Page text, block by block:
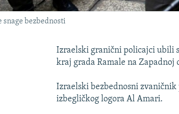
snage bezbednosti
Izraelski granični policajci ubili
kraj grada Ramale na
Izraelski bezbednosni
izbegličkog logora Al Amari.